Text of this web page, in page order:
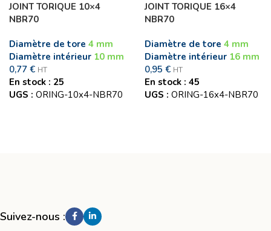
JOINT TORIQUE 10×4
NBR70
Diamètre de tore 4 mm
Diamètre intérieur 10 mm
0,77 € HT
En stock : 25
UGS : ORING-10x4-NBR70
JOINT TORIQUE 16×4
NBR70
Diamètre de tore 4 mm
Diamètre intérieur 16 mm
0,95 € HT
En stock : 45
UGS : ORING-16x4-NBR70
Suivez-nous :